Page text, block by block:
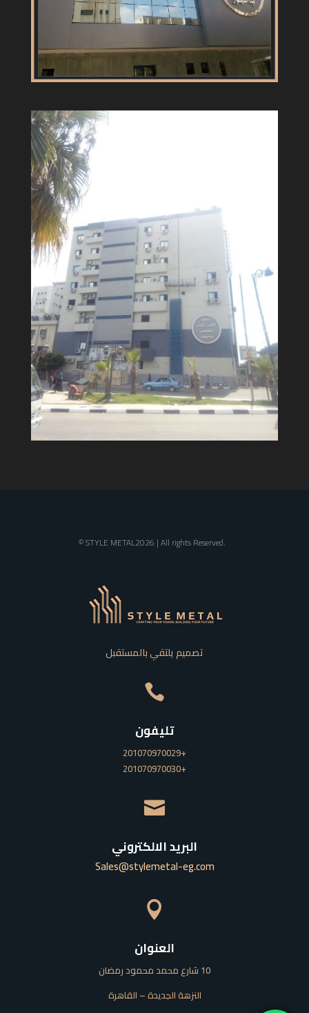
© STYLE METAL2026 | All rights Reserved.
تصميم يلتقي بالمستقبل

تليفون
201070970029+
201070970030+

البريد الالكتروني
Sales@stylemetal-eg.com

العنوان
10 شارع محمد محمود رمضان
النزهة الجديدة – القاهرة